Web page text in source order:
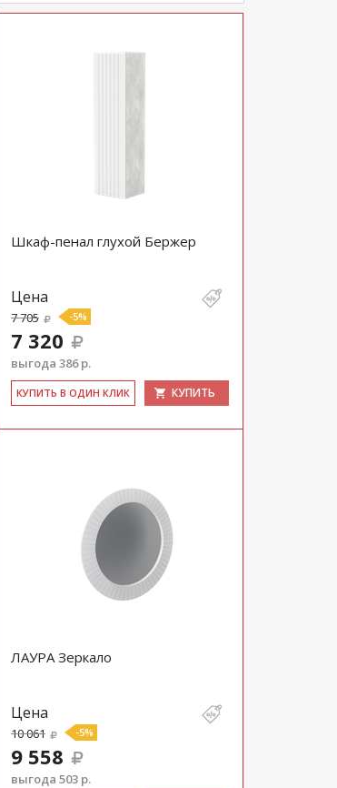
Шкаф-пенал глухой Бержер
Цена
7 705 -5%
7 320
выгода 386 р.
КУ­ПИТЬ В ОДИН КЛИК КУПИТЬ
ЛАУРА Зеркало
Цена
10 061 -5%
9 558
выгода 503 р.